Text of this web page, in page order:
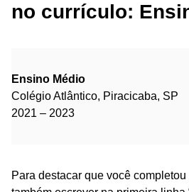
no currículo:
Ensino Médio
Colégio Atlântico, Piracicaba, SP
2021 – 2023
Para destacar que você